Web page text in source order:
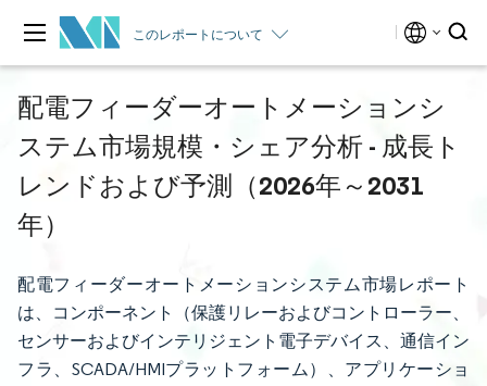
このレポートについて
配電フィーダーオートメーションシ
ステム市場規模・シェア分析 - 成長ト
レンドおよび予測（2026年～2031
年）
配電フィーダーオートメーションシステム市場レポート
は、コンポーネント（保護リレーおよびコントローラー、
センサーおよびインテリジェント電子デバイス、通信イン
フラ、SCADA/HMIプラットフォーム）、アプリケーショ